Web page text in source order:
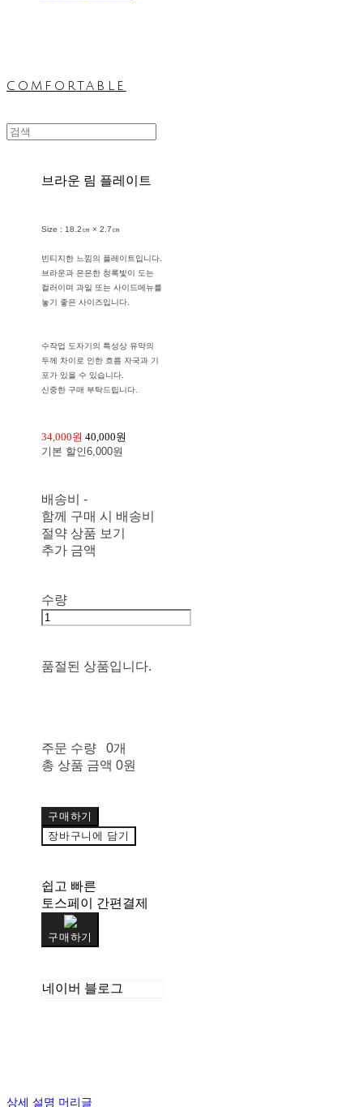
comfortable
브라운 림 플레이트
Size : 18.2㎝ × 2.7㎝
빈티지한 느낌의 플레이트입니다.
브라운과 은은한 청록빛이 도는
컬러이며 과일 또는 사이드메뉴를
놓기 좋은 사이즈입니다.
수작업 도자기의 특성상 유약의
두께 차이로 인한 흐름 자국과 기
포가 있을 수 있습니다.
신중한 구매 부탁드립니다.
34,000원40,000원
기본 할인6,000원
배송비-
함께 구매 시 배송비
절약 상품 보기
추가 금액
수량
품절된 상품입니다.
주문 수량
0개
총 상품 금액 0원
구매하기
장바구니에 담기
쉽고 빠른
토스페이 간편결제
구매하기
네이버 블로그
상세 설명 머리글